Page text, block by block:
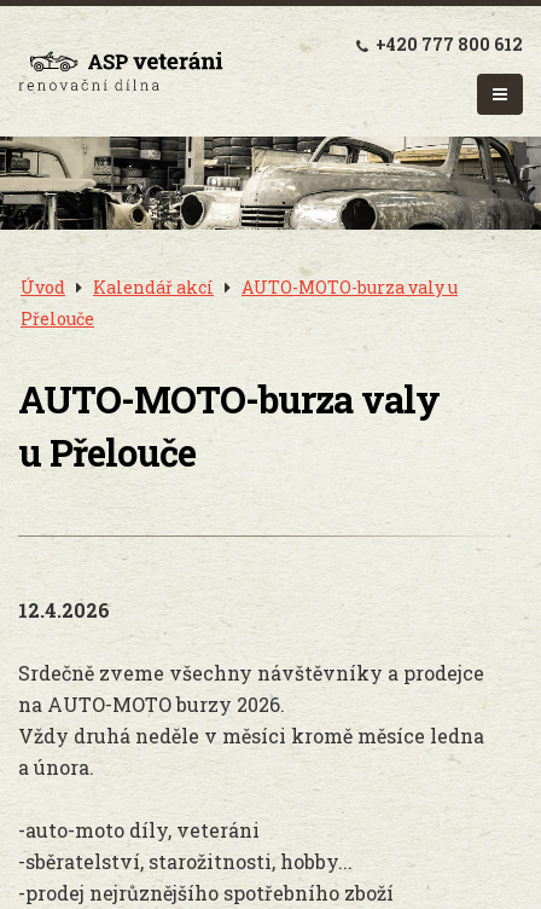
+420 777 800 612
Úvod Kalendář akcí
AUTO-MOTO-burza valy u
Přelouče
AUTO-MOTO-burza valy
u Přelouče
12.4.2026
Srdečně zveme všechny návštěvníky a prodejce
na AUTO-MOTO burzy 2026.
Vždy druhá neděle v měsíci kromě měsíce ledna
a února.
-auto-moto díly, veteráni
-sběratelství, starožitnosti, hobby...
-prodej nejrůznějšího spotřebního zboží